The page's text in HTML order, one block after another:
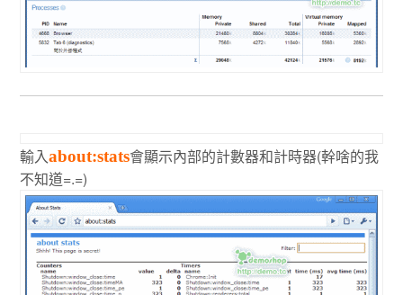
輸入about:stats會顯示內部的計數器和計時器(幹啥的我
不知道=.=)